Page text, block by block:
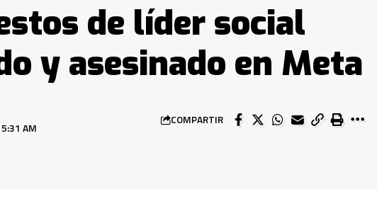
de líder social
y asesinado en Meta
AM
COMPARTIR